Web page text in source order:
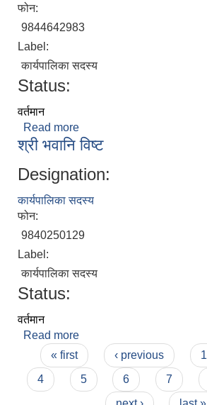
फोन:
9844642983
Label:
कार्यपालिका सदस्य
Status:
वर्तमान
Read more
श्री भवानि विष्ट
Designation:
कार्यपालिका सदस्य
फोन:
9840250129
Label:
कार्यपालिका सदस्य
Status:
वर्तमान
Read more
Pages
« first ‹ previous 1
4
5 6 7